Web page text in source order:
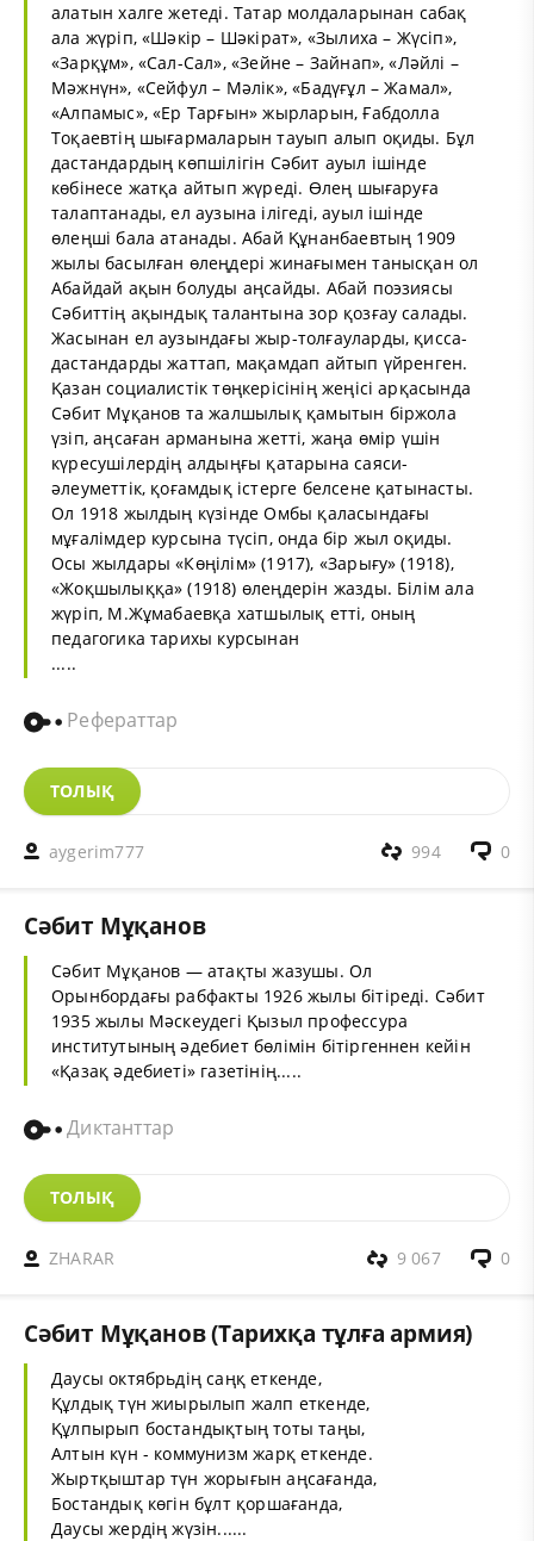
алатын халге жетеді. Татар молдаларынан сабақ
ала жүріп, «Шәкір – Шәкірат», «Зылиха – Жүсіп»,
«Зарқұм», «Сал-Сал», «Зейне – Зайнап», «Ләйлі –
Мәжнүн», «Сейфул – Мәлік», «Бадүғұл – Жамал»,
«Алпамыс», «Ер Тарғын» жырларын, Ғабдолла
Тоқаевтің шығармаларын тауып алып оқиды. Бұл
дастандардың көпшілігін Сәбит ауыл ішінде
көбінесе жатқа айтып жүреді. Өлең шығаруға
талаптанады, ел аузына ілігеді, ауыл ішінде
өлеңші бала атанады. Абай Құнанбаевтың 1909
жылы басылған өлеңдері жинағымен танысқан ол
Абайдай ақын болуды аңсайды. Абай поэзиясы
Сәбиттің ақындық талантына зор қозғау салады.
Жасынан ел аузындағы жыр-толғауларды, қисса-
дастандарды жаттап, мақамдап айтып үйренген.
Қазан социалистік төңкерісінің жеңісі арқасында
Сәбит Мұқанов та жалшылық қамытын біржола
үзіп, аңсаған арманына жетті, жаңа өмір үшін
күресушілердің алдыңғы қатарына саяси-
әлеуметтік, қоғамдық істерге белсене қатынасты.
Ол 1918 жылдың күзінде Омбы қаласындағы
мұғалімдер курсына түсіп, онда бір жыл оқиды.
Осы жылдары «Көңілім» (1917), «Зарығу» (1918),
«Жоқшылыққа» (1918) өлеңдерін жазды. Білім ала
жүріп, М.Жұмабаевқа хатшылық етті‚ оның
педагогика тарихы курсынан
.....
Рефераттар
ТОЛЫҚ
aygerim777 0
994
Сәбит Мұқанов
Сәбит Мұқанов — атақты жазушы. Ол
Орынбордағы рабфакты 1926 жылы бітіреді. Сәбит
1935 жылы Мәскеудегі Қызыл профессура
институтының әдебиет бөлімін бітіргеннен кейін
«Қазақ әдебиеті» газетінің.....
Диктанттар
ТОЛЫҚ
ZHARAR 0
9 067
Cәбит Мұқанов (Тарихқа тұлға армия)
Даусы октябрьдің саңқ еткенде,
Құлдық түн жиырылып жалп еткенде,
Құлпырып бостандықтың тоты таңы,
Алтын күн - коммунизм жарқ еткенде.
Жыртқыштар түн жорығын аңсағанда,
Бостандық көгінбұлтқоршағанда,
Даусы жердің жүзін......